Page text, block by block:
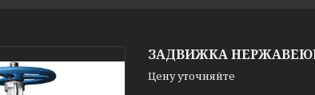
ЗАДВИЖКА
Цену уточняйте